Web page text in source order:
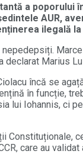
a
AUR,
ilegală
declarat Marius
încă se
în funcție,
lui Iohannis, ci
care au